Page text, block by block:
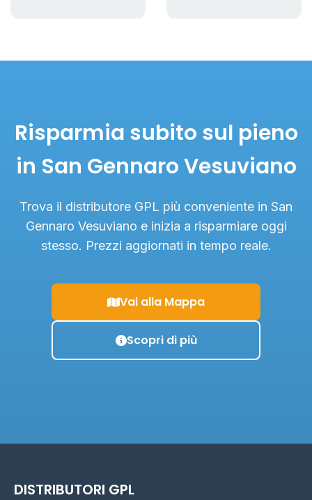
Risparmia subito sul pieno
in San Gennaro Vesuviano
Trova il distributore GPL più conveniente in San
Gennaro Vesuviano e inizia a risparmiare oggi
stesso. Prezzi aggiornati in tempo reale.
Vai alla Mappa
Scopri di più
DISTRIBUTORI GPL